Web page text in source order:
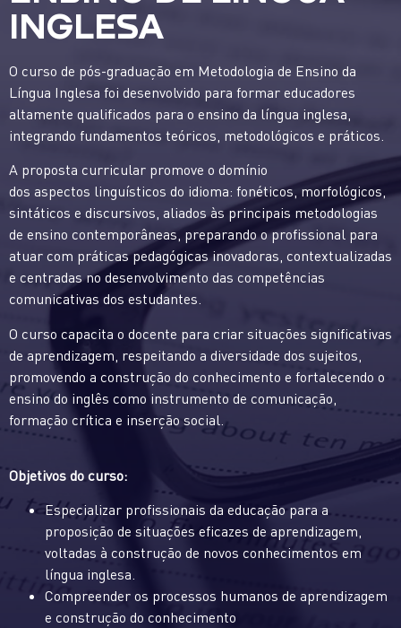
INGLESA
O curso de pós-graduação em Metodologia de Ensino da
Língua Inglesa foi desenvolvido para formar educadores
altamente qualificados para o ensino da língua inglesa,
integrando fundamentos teóricos, metodológicos e práticos.
A proposta curricular promove o domínio
dos aspectos linguísticos do idioma: fonéticos, morfológicos,
sintáticos e discursivos, aliados às principais metodologias
de ensino contemporâneas, preparando o profissional para
atuar com práticas pedagógicas inovadoras, contextualizadas
e centradas no desenvolvimento das competências
comunicativas dos estudantes.
O curso capacita o docente para criar situações significativas
de aprendizagem, respeitando a diversidade dos sujeitos,
promovendo a construção do conhecimento e fortalecendo o
ensino do inglês como instrumento de comunicação,
formação crítica e inserção social.
Objetivos do curso:
Especializar profissionais da educação para a
proposição de situações eficazes de aprendizagem,
voltadas à construção de novos conhecimentos em
língua inglesa.
Compreender os processos humanos de aprendizagem
e construção do conhecimento